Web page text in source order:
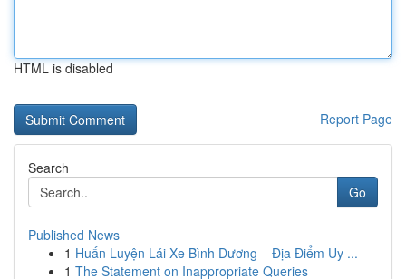
HTML is disabled
Report Page
Search
Go
Published News
1 Huấn Luyện Lái Xe Bình Dương – Địa Điểm Uy ...
1 The Statement on Inappropriate Queries